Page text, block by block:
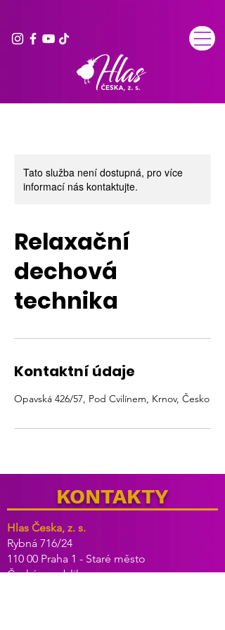
Tato služba není dostupná, pro více
informací nás kontaktujte.
Relaxační
dechová
technika
Kontaktní údaje
Opavská 426/57, Pod Cvilínem, Krnov, Česko
KONTAKTY
Hlas Česka, z. s.
Rybná 716/24
110 00 Praha 1 - Staré město
Česká republika